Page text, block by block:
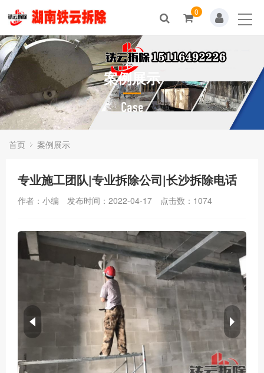
0
案例展示
Case
首页 案例展示
专业施工团队|专业拆除公司|长沙拆除电话
作者：小编 发布时间：2022-04-17 点击数： 1074